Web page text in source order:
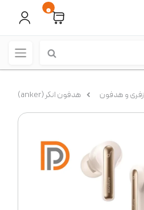
0
و هدفون هدفون انکر (anker)